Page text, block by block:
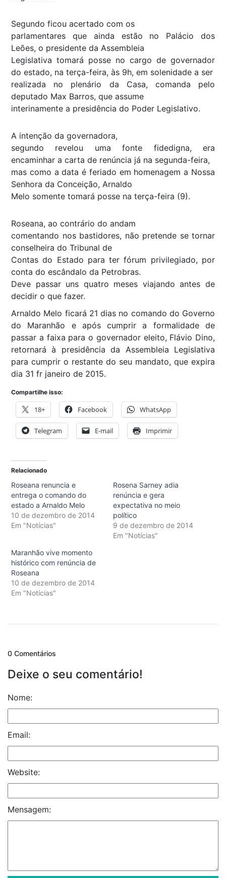
Segundo ficou acertado com os
parlamentares que ainda estão no Palácio dos
Leões, o presidente da Assembleia
Legislativa tomará posse no cargo de governador
do estado, na terça-feira, às 9h, em solenidade a ser
realizada no plenário da Casa, comanda pelo
deputado Max Barros, que assume
interinamente a presidência do Poder Legislativo.
A intenção da governadora,
segundo revelou uma fonte fidedigna, era
encaminhar a carta de renúncia já na segunda-feira,
mas como a data é feriado em homenagem a Nossa
Senhora da Conceição, Arnaldo
Melo somente tomará posse na terça-feira (9).
Roseana, ao contrário do andam
comentando nos bastidores, não pretende se tornar
conselheira do Tribunal de
Contas do Estado para ter fórum privilegiado, por
conta do escândalo da Petrobras.
Deve passar uns quatro meses viajando antes de
decidir o que fazer.
Arnaldo Melo ficará 21 dias no comando do Governo
do Maranhão e após cumprir a formalidade de
passar a faixa para o governador eleito, Flávio Dino,
retornará à presidência da Assembleia Legislativa
para cumprir o restante do seu mandato, que expira
dia 31 fr janeiro de 2015.
Compartilhe isso:
18+ Facebook WhatsApp
Telegram E-mail Imprimir
Relacionado
Roseana renuncia e
entrega o comando do
estado a Arnaldo Melo
10 de dezembro de 2014
Em "Notícias"
Rosena Sarney adia
renúncia e gera
expectativa no meio
político
9 de dezembro de 2014
Em "Notícias"
Maranhão vive momento
histórico com renúncia de
Roseana
10 de dezembro de 2014
Em "Notícias"
0 Comentários
Deixe o seu comentário!
Nome:
Email:
Website:
Mensagem: